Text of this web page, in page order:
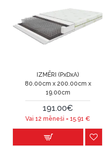
IZMĒRI (PxDxA)
80.00cm x 200.00cm x
19.00cm
191.00€
Vai 12 mēneši =15.91 €